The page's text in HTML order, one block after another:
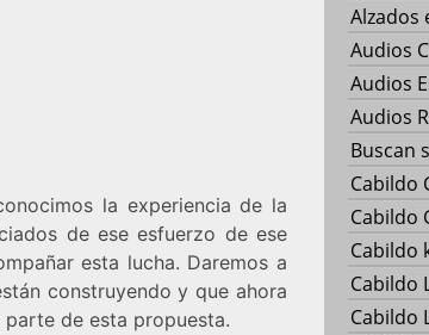
la experiencia de la
de ese esfuerzo de ese
esta lucha. Daremos a
construyendo y que ahora
de esta propuesta.
Alzados
Audios
Audios
Audios
Buscan
Cabildo
Cabildo
Cabildo
Cabildo
Cabildo